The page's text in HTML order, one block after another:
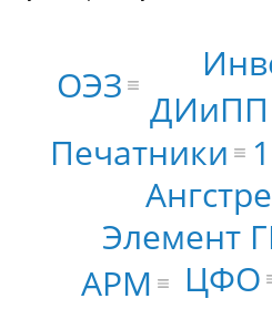
Элемент
ДИиПП
Печатники
АРМ ЦФО
ОЭЗ